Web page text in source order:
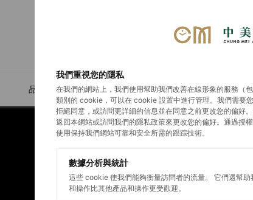
品牌介紹 勞力士 帝舵表 影音專區
我們重視您的隱私
在我們的網站上，我們使用幫助我們改善在線形象的服務（
類別的 cookie，可以在 cookie 設置中進行管理。我們需要
拒絕同意，或訪問更詳細的信息並在同意之前更改您的偏好
返回本網站或訪問我們的隱私政策來更改您的偏好。通過授
使用保持我們網站可靠和安全所需的跟踪技術。
數據分析與統計
這些 cookie 使我們能夠衡量訪問者的流量。 它們還幫助
和操作比其他產品和操作更受歡迎。